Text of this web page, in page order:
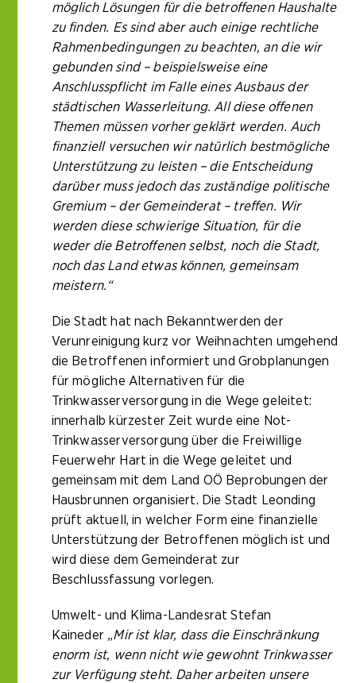
möglich Lösungen für die betroffenen Haushalte
zu finden. Es sind aber auch einige rechtliche
Rahmenbedingungen zu beachten, an die wir
gebunden sind – beispielsweise eine
Anschlusspflicht im Falle eines Ausbaus der
städtischen Wasserleitung. All diese offenen
Themen müssen vorher geklärt werden. Auch
finanziell versuchen wir natürlich bestmögliche
Unterstützung zu leisten – die Entscheidung
darüber muss jedoch das zuständige politische
Gremium – der Gemeinderat – treffen. Wir
werden diese schwierige Situation, für die
weder die Betroffenen selbst, noch die Stadt,
noch das Land etwas können, gemeinsam
meistern.“
Die Stadt hat nach Bekanntwerden der
Verunreinigung kurz vor Weihnachten umgehend
die Betroffenen informiert und Grobplanungen
für mögliche Alternativen für die
Trinkwasserversorgung in die Wege geleitet:
innerhalb kürzester Zeit wurde eine Not-
Trinkwasserversorgung über die Freiwillige
Feuerwehr Hart in die Wege geleitet und
gemeinsam mit dem Land OÖ Beprobungen der
Hausbrunnen organisiert. Die Stadt Leonding
prüft aktuell, in welcher Form eine finanzielle
Unterstützung der Betroffenen möglich ist und
wird diese dem Gemeinderat zur
Beschlussfassung vorlegen.
Umwelt- und Klima-Landesrat Stefan
Kaineder „Mir ist klar, dass die Einschränkung
enorm ist, wenn nicht wie gewohnt Trinkwasser
zur Verfügung steht. Daher arbeiten unsere